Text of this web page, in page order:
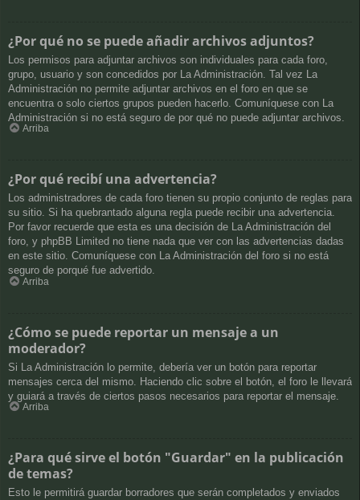
¿Por qué no se puede añadir archivos adjuntos?
Los permisos para adjuntar archivos son individuales para cada foro,
grupo, usuario y son concedidos por La Administración. Tal vez La
Administración no permite adjuntar archivos en el foro en que se
encuentra o solo ciertos grupos pueden hacerlo. Comuníquese con La
Administración si no está seguro de por qué no puede adjuntar archivos.
Arriba
¿Por qué recibí una advertencia?
Los administradores de cada foro tienen su propio conjunto de reglas para
su sitio. Si ha quebrantado alguna regla puede recibir una advertencia.
Por favor recuerde que esta es una decisión de La Administración del
foro, y phpBB Limited no tiene nada que ver con las advertencias dadas
en este sitio. Comuníquese con La Administración del foro si no está
seguro de porqué fue advertido.
Arriba
¿Cómo se puede reportar un mensaje a un
moderador?
Si La Administración lo permite, debería ver un botón para reportar
mensajes cerca del mismo. Haciendo clic sobre el botón, el foro le llevará
y guiará a través de ciertos pasos necesarios para reportar el mensaje.
Arriba
¿Para qué sirve el botón "Guardar" en la publicación
de temas?
Esto le permitirá guardar borradores que serán completados y enviados